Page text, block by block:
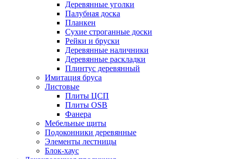
Деревянные уголки
Палубная доска
Планкен
Сухие строганные доски
Рейки и бруски
Деревянные наличники
Деревянные раскладки
Плинтус деревянный
Имитация бруса
Листовые
Плиты ЦСП
Плиты OSB
Фанера
Мебельные щиты
Подоконники деревянные
Элементы лестницы
Блок-хаус